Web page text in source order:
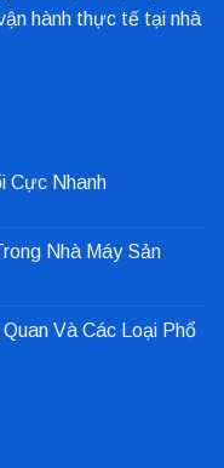
hành thực tế tại nhà
Cực Nhanh
Nhà Máy Sản
Và Các Loại Phổ